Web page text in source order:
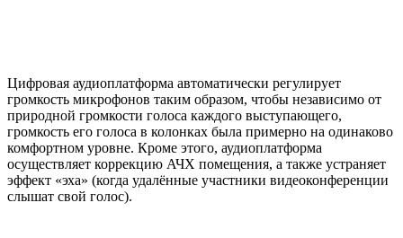
Цифровая аудиоплатформа автоматически регулирует
громкость микрофонов таким образом, чтобы независимо от
природной громкости голоса каждого выступающего,
громкость его голоса в колонках была примерно на одинаково
комфортном уровне. Кроме этого, аудиоплатформа
осуществляет коррекцию АЧХ помещения, а также устраняет
эффект «эха» (когда удалённые участники видеоконференции
слышат свой голос).